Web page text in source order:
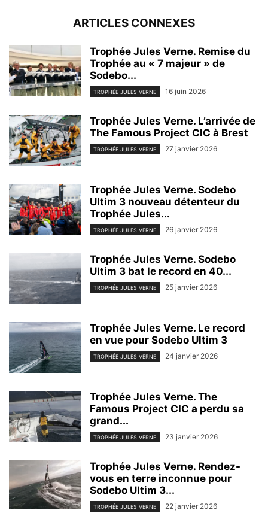
ARTICLES CONNEXES
Trophée Jules Verne. Remise du
Trophée au « 7 majeur » de
Sodebo...
TROPHÉE JULES VERNE 16 juin 2026
Trophée Jules Verne. L’arrivée de
The Famous Project CIC à Brest
TROPHÉE JULES VERNE 27 janvier 2026
Trophée Jules Verne. Sodebo
Ultim 3 nouveau détenteur du
Trophée Jules...
TROPHÉE JULES VERNE 26 janvier 2026
Trophée Jules Verne. Sodebo
Ultim 3 bat le record en 40...
TROPHÉE JULES VERNE 25 janvier 2026
Trophée Jules Verne. Le record
en vue pour Sodebo Ultim 3
TROPHÉE JULES VERNE 24 janvier 2026
Trophée Jules Verne. The
Famous Project CIC a perdu sa
grand...
TROPHÉE JULES VERNE 23 janvier 2026
Trophée Jules Verne. Rendez-
vous en terre inconnue pour
Sodebo Ultim 3...
TROPHÉE JULES VERNE 22 janvier 2026